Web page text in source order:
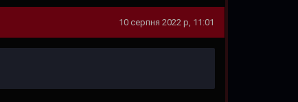
10 серпня 2022 р, 11:01